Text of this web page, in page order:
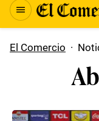
El Comercio ·